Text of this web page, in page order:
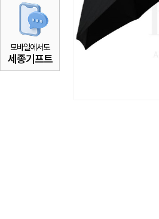
모바일에서도
세종기프트